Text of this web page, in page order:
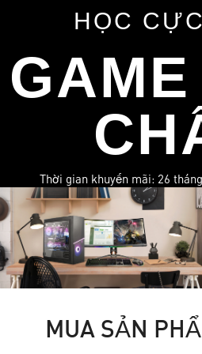
HỌC
Thời gian khuyến mãi: 26
MUA SẢN PHẨ